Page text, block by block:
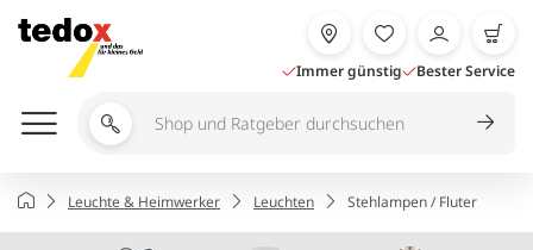
Inhalt
springen
Immer günstig Bester Service
Shop
durchsuchen
StartseiteLeuchte & Heimwerker Leuchten Stehlampen / Fluter